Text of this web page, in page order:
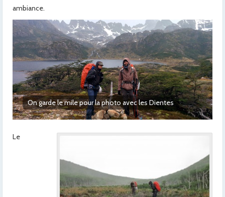
ambiance.
Paysage du trek
Le